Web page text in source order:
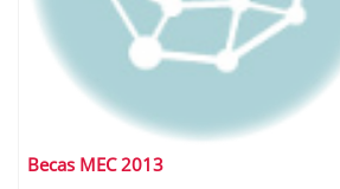
Becas MEC 2013